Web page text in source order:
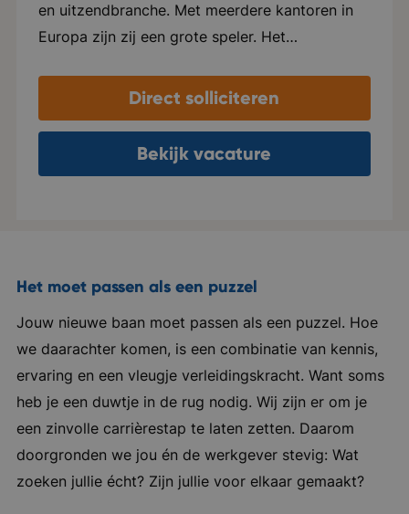
en uitzendbranche. Met meerdere kantoren in
Europa zijn zij een grote speler. Het
ook het kantoor waar je komt te werken. Het is
een jong en gedreven team met veel ambities.
Je komt te werken in een mooi kantoor met
zelfs een eigen bar én Starbucks koffie corner.
Direct solliciteren
Bekijk vacature
Het moet passen als een puzzel
Jouw nieuwe baan moet passen als een puzzel. Hoe
we daarachter komen, is een combinatie van kennis,
ervaring en een vleugje verleidingskracht. Want soms
heb je een duwtje in de rug nodig. Wij zijn er om je
een zinvolle carrièrestap te laten zetten. Daarom
doorgronden we jou én de werkgever stevig: Wat
zoeken jullie écht? Zijn jullie voor elkaar gemaakt?